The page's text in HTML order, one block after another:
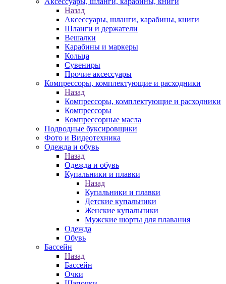
Назад
Аксессуары, шланги, карабины, книги
Шланги и держатели
Вешалки
Карабины и маркеры
Кольца
Сувениры
Прочие аксессуары
Компрессоры, комплектующие и расходники
Назад
Компрессоры, комплектующие и расходники
Компрессоры
Компрессорные масла
Подводные буксировщики
Фото и Видеотехника
Одежда и обувь
Назад
Одежда и обувь
Купальники и плавки
Назад
Купальники и плавки
Детские купальники
Женские купальники
Мужские шорты для плавания
Одежда
Обувь
Бассейн
Назад
Бассейн
Очки